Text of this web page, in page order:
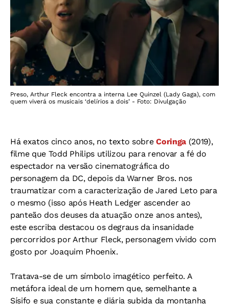
Preso, Arthur Fleck encontra a interna Lee Quinzel (Lady Gaga), com
quem viverá os musicais ‘delírios a dois’ - Foto: Divulgação
Há exatos cinco anos, no texto sobreCoringa(2019),
filme que Todd Philips utilizou para renovar a fé do
espectador na versão cinematográfica do
personagem da DC, depois da Warner Bros. nos
traumatizar com a caracterização de Jared Leto para
o mesmo (isso após Heath Ledger ascender ao
panteão dos deuses da atuação onze anos antes),
este escriba destacou os degraus da insanidade
percorridos por Arthur Fleck, personagem vivido com
gosto por Joaquim Phoenix.
Tratava-se de um símbolo imagético perfeito. A
metáfora ideal de um homem que, semelhante a
Sísifo e sua constante e diária subida da montanha